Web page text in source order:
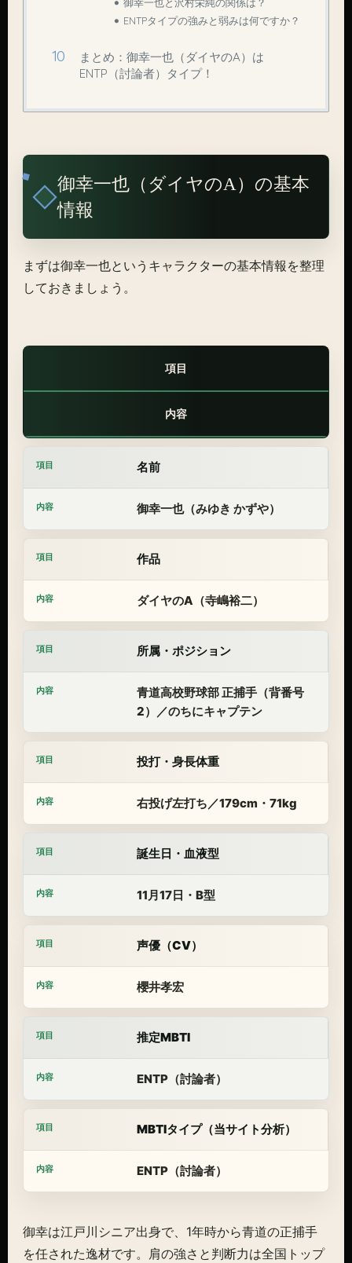
ENTPタイプの強みと弱みは何ですか？
まとめ：御幸一也（ダイヤのA）は
ENTP（討論者）タイプ！
御幸一也（ダイヤのA）の基本
情報
まずは御幸一也というキャラクターの基本情報を整理
しておきましょう。
項目
内容
名前
御幸一也（みゆき かずや）
作品
ダイヤのA（寺嶋裕二）
所属・ポジション
青道高校野球部 正捕手（背番号
2）／のちにキャプテン
投打・身長体重
右投げ左打ち／179cm・71kg
誕生日・血液型
11月17日・B型
声優（CV）
櫻井孝宏
推定MBTI
ENTP（討論者）
MBTIタイプ（当サイト分析）
ENTP（討論者）
御幸は江戸川シニア出身で、1年時から青道の正捕手
を任された逸材です。肩の強さと判断力は全国トップ